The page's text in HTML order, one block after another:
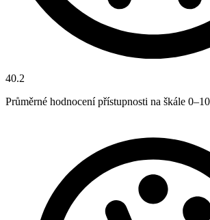
40.2
Průměrné hodnocení přístupnosti na škále